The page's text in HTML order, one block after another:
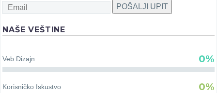
POŠALJI UPIT
NAŠE VEŠTINE
Veb Dizajn 0%
Korisničko Iskustvo 0%